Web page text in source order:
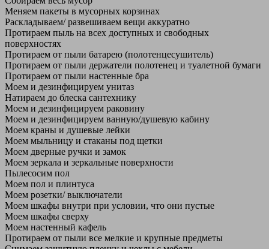
Меняем пакеты в мусорных корзинах
Раскладываем/ развешиваем вещи аккуратно
Протираем пыль на всех доступных и свободных
поверхностях
Протираем от пыли батарею (полотенцесушитель)
Протираем от пыли держатели полотенец и туалетной бумаги
Протираем от пыли настенные бра
Моем и дезинфицируем унитаз
Натираем до блеска сантехнику
Моем и дезинфицируем раковину
Моем и дезинфицируем ванную/душевую кабину
Моем краны и душевые лейки
Моем мыльницу и стаканы под щетки
Моем дверные ручки и замок
Моем зеркала и зеркальные поверхности
Пылесосим пол
Моем пол и плинтуса
Моем розетки/ выключатели
Моем шкафы внутри при условии, что они пустые
Моем шкафы сверху
Моем настенный кафель
Протираем от пыли все мелкие и крупные предметы